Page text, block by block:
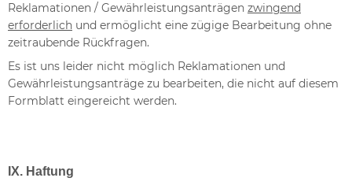
Reklamationen / Gewährleistungsanträgen zwingend
erforderlich und ermöglicht eine zügige Bearbeitung ohne
zeitraubende Rückfragen.
Es ist uns leider nicht möglich Reklamationen und
Gewährleistungsanträge zu bearbeiten, die nicht auf diesem
Formblatt eingereicht werden.
IX. Haftung